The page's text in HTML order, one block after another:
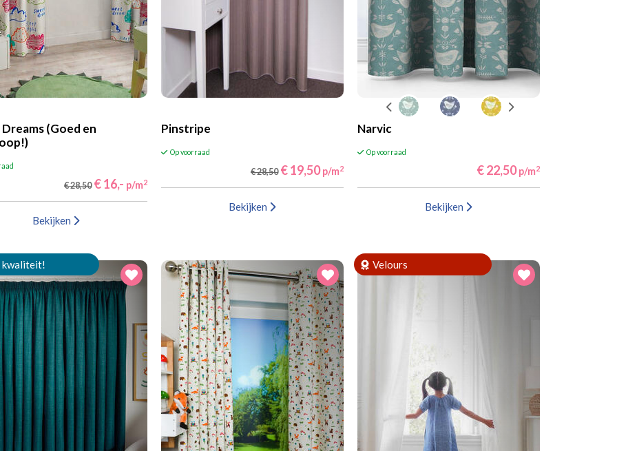
(Goed en
€ 28,50 € 16,- p/m2
Bekijken
Pinstripe
Op voorraad
€ 28,50 € 19,50 p/m2
Bekijken
Narvic
Op voorraad
€ 22,50 p/m2
Bekijken
kwaliteit! Velours